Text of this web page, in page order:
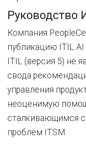
Руководство
Компания
публикацию ITIL AI
ITIL (версия 5) не
свода
управления
неоценимую
сталкивающимся
проблем ITSM